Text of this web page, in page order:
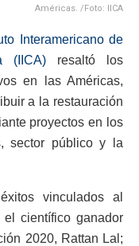
Américas. /Foto: IICA
Interamericano de
(IICA)resaltó los
en las Américas,
a la restauración
proyectos en los
sector público y la
vinculados al
científico ganador
2020, Rattan Lal;